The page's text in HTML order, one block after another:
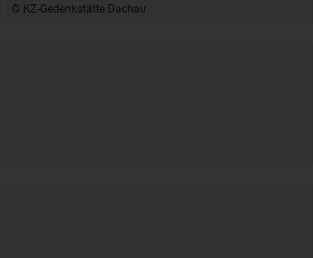
© KZ-Gedenkstätte Dachau